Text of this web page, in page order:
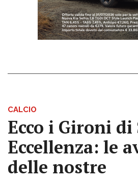
CALCIO
Ecco i Gironi di
Eccellenza: le
delle nostre